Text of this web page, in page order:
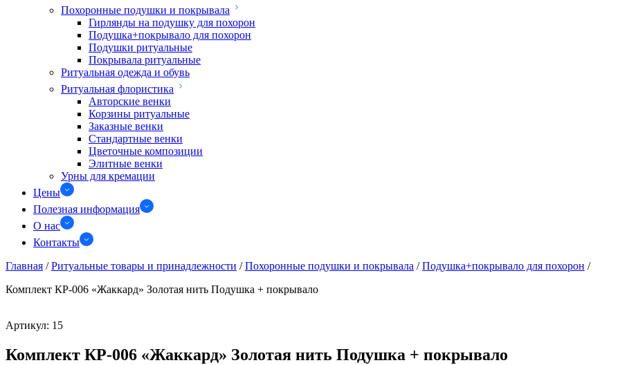
Похоронные подушки и покрывала
Гирлянды на подушку для похорон
Подушка+покрывало для похорон
Подушки ритуальные
Покрывала ритуальные
Ритуальная одежда и обувь
Ритуальная флористика
Авторские венки
Корзины ритуальные
Заказные венки
Стандартные венки
Цветочные композиции
Элитные венки
Урны для кремации
Цены
Полезная информация
О нас
Контакты
Главная / Ритуальные товары и принадлежности / Похоронные подушки и покрывала / Подушка+покрывало для похорон /
Комплект КР-006 «Жаккард» Золотая нить Подушка + покрывало
Артикул: 15
Комплект КР-006 «Жаккард» Золотая нить Подушка + покрывало